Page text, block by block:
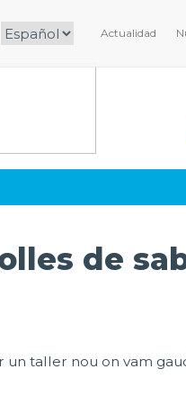
Actualidad
de
un taller nou on vam